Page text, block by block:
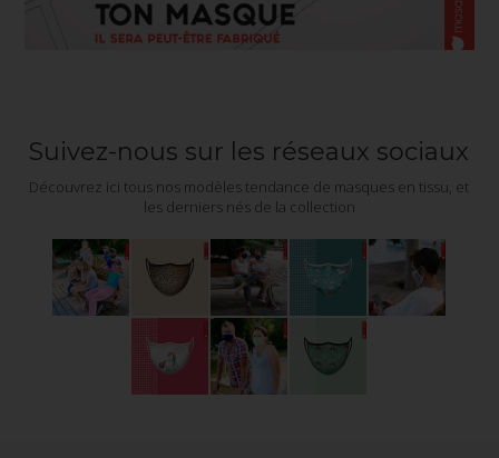
Suivez-nous sur les réseaux sociaux
Découvrez ici tous nos modèles tendance de masques en tissu, et
les derniers nés de la collection